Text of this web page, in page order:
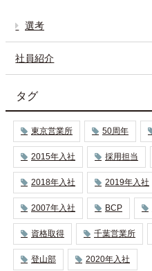
選考
社員紹介
タグ
東京営業所 50周年
2015年入社 採用担当
2018年入社 2019年入社
2007年入社 BCP
資格取得 千葉営業所
登山部 2020年入社